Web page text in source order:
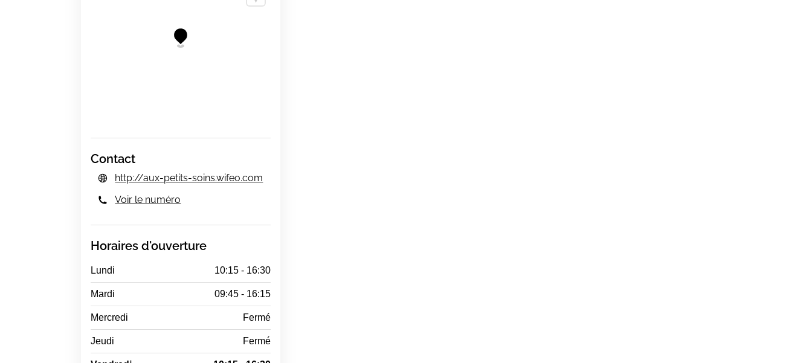
Contact
http://aux-petits-soins.wifeo.com
Voir le numéro
Horaires d'ouverture
Lundi 10:15 - 16:30
Mardi 09:45 - 16:15
Mercredi Fermé
Jeudi Fermé